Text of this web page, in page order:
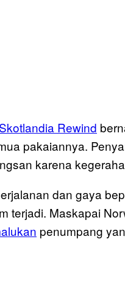
Rewind
pakaiannya.
karena
dan gaya
terjadi. Maskapai
penumpang